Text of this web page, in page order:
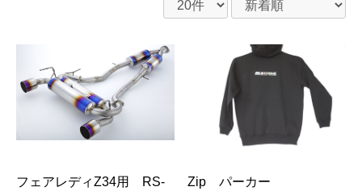
フェアレディZ34用 RS-
Zip パーカー